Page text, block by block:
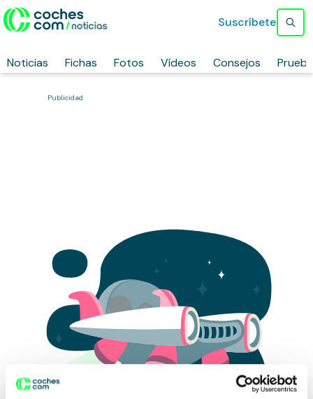
Noticias Fichas Fotos Vídeos Consejos
Suscríbete
Publicidad